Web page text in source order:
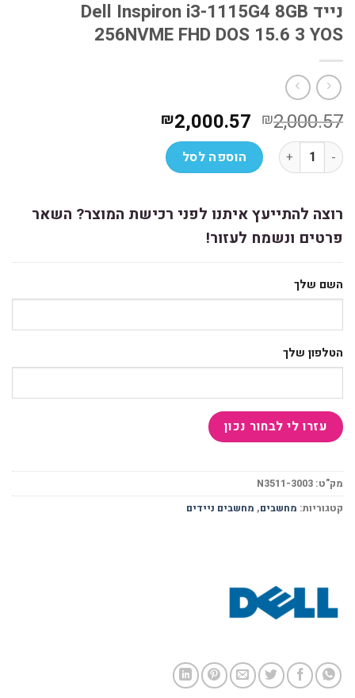
נייד Dell Inspiron i3-1115G4 8GB
256NVME FHD DOS 15.6 3 YOS
₪2,000.57 המחיר
המקורי
היה:
₪2,000.57.
₪2,000.57 המחיר
הנוכחי
הוא: כמות של נייד Dell Inspiron i3-1115G4 8GB 256NVME FHD DOS 15.6 3 YOS הוספה לסל
רוצה להתייעץ איתנו לפני רכישת המוצר? השאר
פרטים ונשמח לעזור!
השם שלך
הטלפון שלך
מק"ט:N3511-3003
קטגוריות:מחשבים,מחשבים ניידים